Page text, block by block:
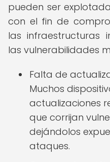
pueden ser
con el fin de
las infraestructuras
las vulnerabilidades
Falta de
Muchos
actualizaciones
que corrijan
dejándolos
ataques.